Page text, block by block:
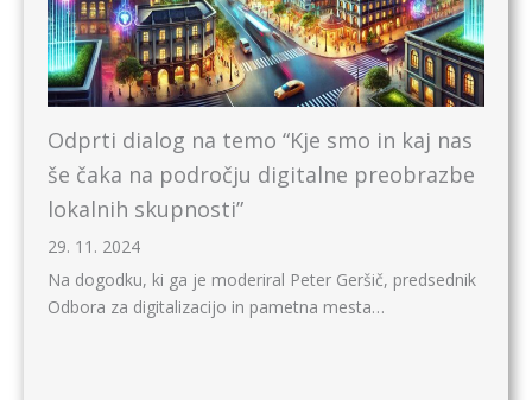
Odprti dialog na temo “Kje smo in kaj nas
še čaka na področju digitalne preobrazbe
lokalnih skupnosti”
29. 11. 2024
Na dogodku, ki ga je moderiral Peter Geršič, predsednik
Odbora za digitalizacijo in pametna mesta…